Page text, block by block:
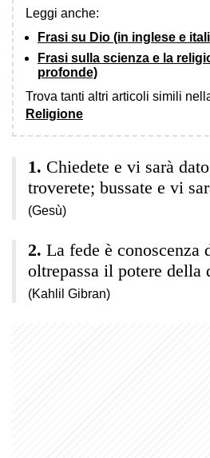
Leggi anche:
Frasi su Dio (in inglese e
Frasi sulla scienza e la
profonde)
Trova tanti altri articoli simili
Religione
Chiedete e vi sarà
troverete; bussate e vi
(Gesù)
La fede è conoscenza
oltrepassa il potere della
(Kahlil Gibran)